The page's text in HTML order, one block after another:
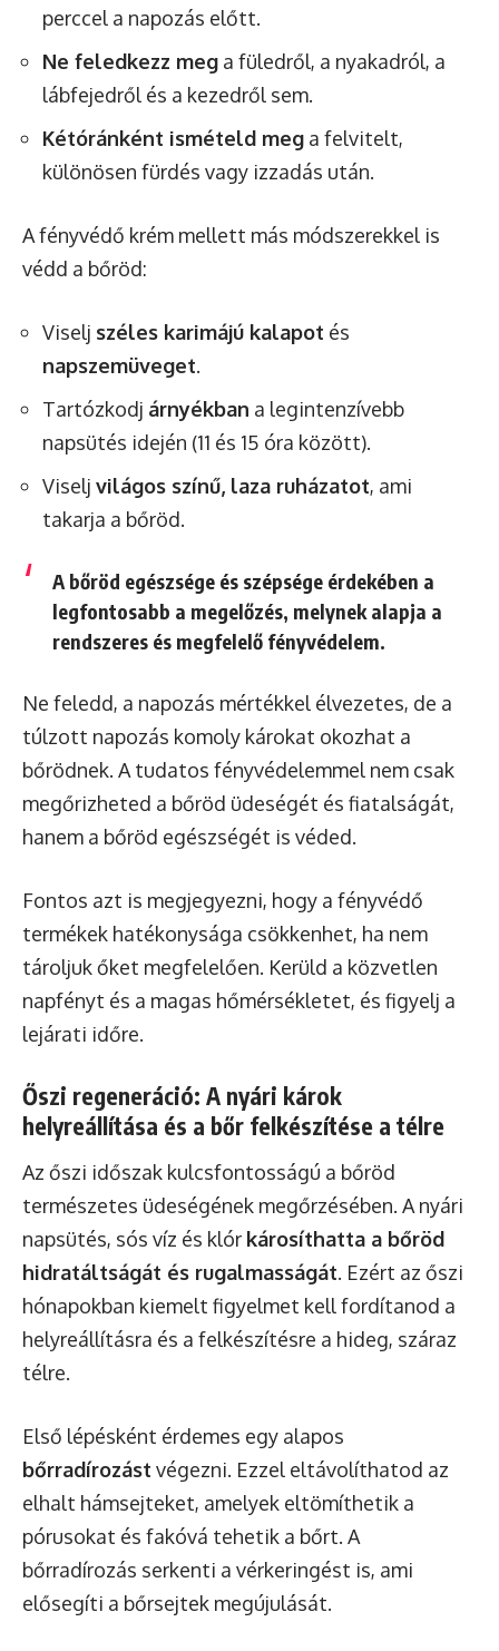
perccel a napozás előtt.
Ne feledkezz meg a füledről, a nyakadról, a
lábfejedről és a kezedről sem.
Kétóránként ismételd meg a felvitelt,
különösen fürdés vagy izzadás után.
A fényvédő krém mellett más módszerekkel is
védd a bőröd:
Viselj széles karimájú kalapot és
napszemüveget.
Tartózkodj árnyékban a legintenzívebb
napsütés idején (11 és 15 óra között).
Viselj világos színű, laza ruházatot, ami
takarja a bőröd.
A bőröd egészsége és szépsége érdekében a
legfontosabb a megelőzés, melynek alapja a
rendszeres és megfelelő fényvédelem.
Ne feledd, a napozás mértékkel élvezetes, de a
túlzott napozás komoly károkat okozhat a
bőrödnek. A tudatos fényvédelemmel nem csak
megőrizheted a bőröd üdeségét és fiatalságát,
hanem a bőröd egészségét is véded.
Fontos azt is megjegyezni, hogy a fényvédő
termékek hatékonysága csökkenhet, ha nem
tároljuk őket megfelelően. Kerüld a közvetlen
napfényt és a magas hőmérsékletet, és figyelj a
lejárati időre.
Őszi regeneráció: A nyári károk
helyreállítása és a bőr felkészítése a télre
Az őszi időszak kulcsfontosságú a bőröd
természetes üdeségének megőrzésében. A nyári
napsütés, sós víz és klór károsíthatta a bőröd
hidratáltságát és rugalmasságát. Ezért az őszi
hónapokban kiemelt figyelmet kell fordítanod a
helyreállításra és a felkészítésre a hideg, száraz
télre.
Első lépésként érdemes egy alapos
bőrradírozást végezni. Ezzel eltávolíthatod az
elhalt hámsejteket, amelyek eltömíthetik a
pórusokat és fakóvá tehetik a bőrt. A
bőrradírozás serkenti a vérkeringést is, ami
elősegíti a bőrsejtek megújulását.